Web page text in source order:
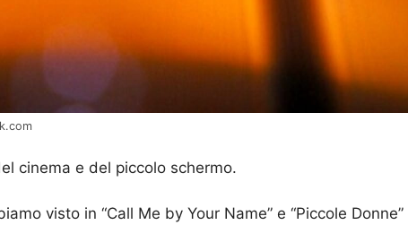
cinema e del piccolo schermo.
visto in “Call Me by Your Name” e “Piccole Donne”